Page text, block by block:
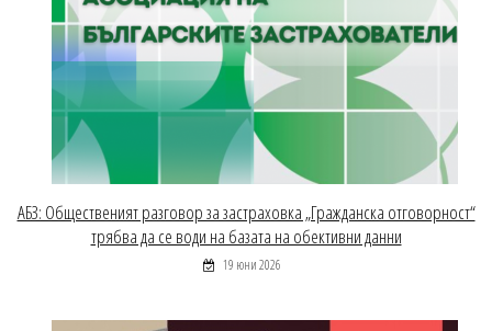
АБЗ: Общественият разговор за застраховка „Гражданска отговорност“
трябва да се води на базата на обективни данни
19 юни 2026